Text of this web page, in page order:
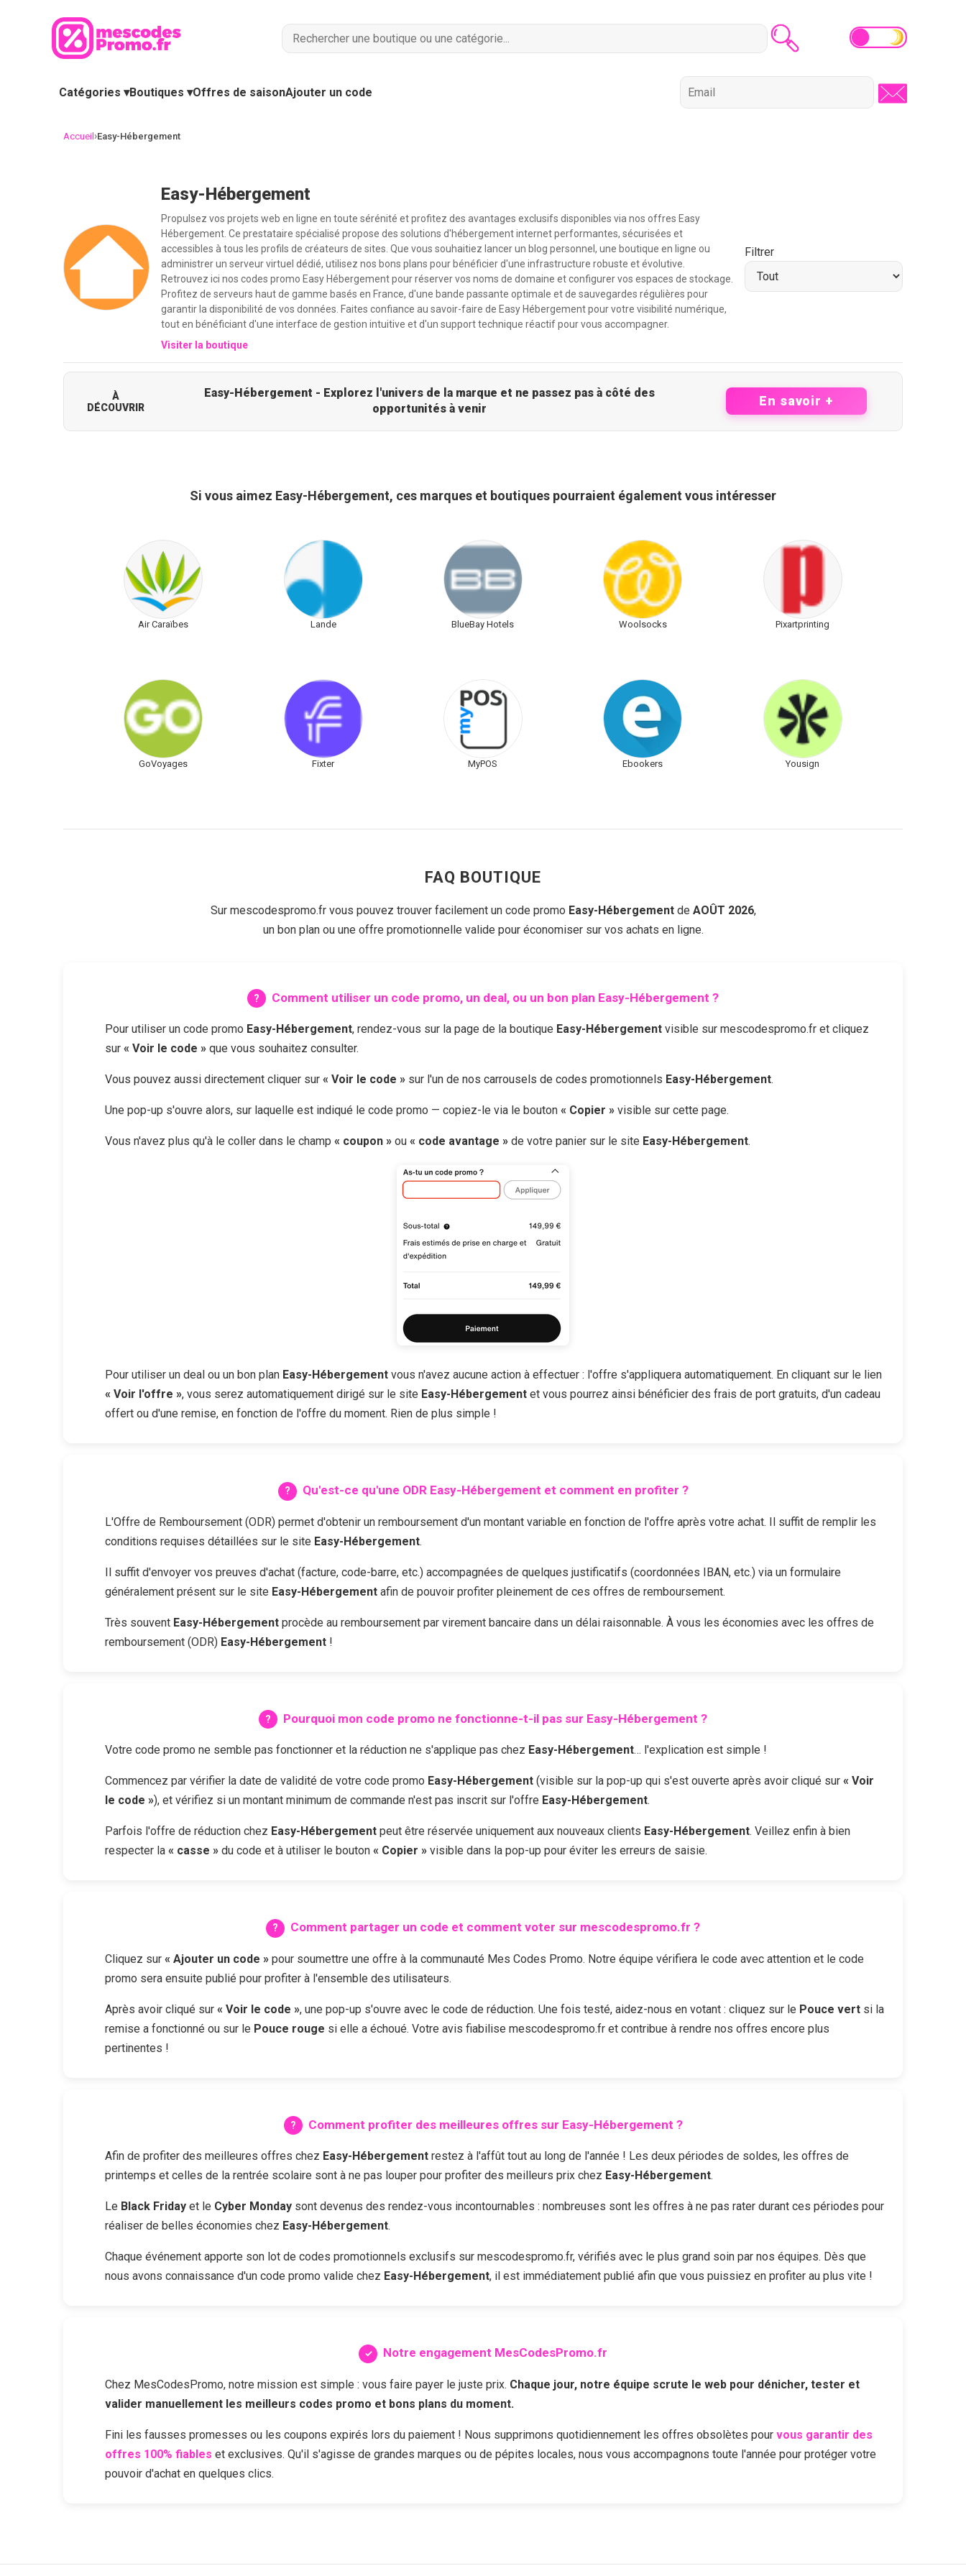
Catégories ▾Boutiques ▾Offres de saisonAjouter un code
Accueil ›Easy-Hébergement
Easy-Hébergement
Propulsez vos projets web en ligne en toute sérénité et profitez des avantages exclusifs disponibles via nos offres Easy
Hébergement. Ce prestataire spécialisé propose des solutions d'hébergement internet performantes, sécurisées et
accessibles à tous les profils de créateurs de sites. Que vous souhaitiez lancer un blog personnel, une boutique en ligne ou
administrer un serveur virtuel dédié, utilisez nos bons plans pour bénéficier d'une infrastructure robuste et évolutive.
Retrouvez ici nos codes promo Easy Hébergement pour réserver vos noms de domaine et configurer vos espaces de stockage.
Profitez de serveurs haut de gamme basés en France, d'une bande passante optimale et de sauvegardes régulières pour
garantir la disponibilité de vos données. Faites confiance au savoir-faire de Easy Hébergement pour votre visibilité numérique,
tout en bénéficiant d'une interface de gestion intuitive et d'un support technique réactif pour vous accompagner.
Visiter la boutique
Filtrer
À
DÉCOUVRIR
Easy-Hébergement - Explorez l'univers de la marque et ne passez pas à côté des
opportunités à venir
En savoir +
Si vous aimez Easy-Hébergement, ces marques et boutiques pourraient également vous intéresser
Air Caraïbes Lande BlueBay Hotels Woolsocks Pixartprinting
GoVoyages Fixter MyPOS Ebookers Yousign
FAQ BOUTIQUE
Sur mescodespromo.fr vous pouvez trouver facilement un code promo Easy-Hébergementde AOÛT 2026,
un bon plan ou une offre promotionnelle valide pour économiser sur vos achats en ligne.
Comment utiliser un code promo, un deal, ou un bon plan Easy-Hébergement ?
Pour utiliser un code promo Easy-Hébergement, rendez-vous sur la page de la boutique Easy-Hébergement visible sur mescodespromo.fr et cliquez
sur « Voir le code » que vous souhaitez consulter.
Vous pouvez aussi directement cliquer sur « Voir le code » sur l'un de nos carrousels de codes promotionnels Easy-Hébergement.
Une pop-up s'ouvre alors, sur laquelle est indiqué le code promo — copiez-le via le bouton « Copier » visible sur cette page.
Vous n'avez plus qu'à le coller dans le champ « coupon » ou « code avantage » de votre panier sur le site Easy-Hébergement.
Pour utiliser un deal ou un bon plan Easy-Hébergement vous n'avez aucune action à effectuer : l'offre s'appliquera automatiquement. En cliquant sur le lien
« Voir l'offre », vous serez automatiquement dirigé sur le site Easy-Hébergement et vous pourrez ainsi bénéficier des frais de port gratuits, d'un cadeau
offert ou d'une remise, en fonction de l'offre du moment. Rien de plus simple !
Qu'est-ce qu'une ODR Easy-Hébergement et comment en profiter ?
L'Offre de Remboursement (ODR) permet d'obtenir un remboursement d'un montant variable en fonction de l'offre après votre achat. Il suffit de remplir les
conditions requises détaillées sur le site Easy-Hébergement.
Il suffit d'envoyer vos preuves d'achat (facture, code-barre, etc.) accompagnées de quelques justificatifs (coordonnées IBAN, etc.) via un formulaire
généralement présent sur le site Easy-Hébergement afin de pouvoir profiter pleinement de ces offres de remboursement.
Très souvent Easy-Hébergement procède au remboursement par virement bancaire dans un délai raisonnable. À vous les économies avec les offres de
remboursement (ODR) Easy-Hébergement !
Pourquoi mon code promo ne fonctionne-t-il pas sur Easy-Hébergement ?
Votre code promo ne semble pas fonctionner et la réduction ne s'applique pas chez Easy-Hébergement… l'explication est simple !
Commencez par vérifier la date de validité de votre code promo Easy-Hébergement (visible sur la pop-up qui s'est ouverte après avoir cliqué sur « Voir
le code »), et vérifiez si un montant minimum de commande n'est pas inscrit sur l'offre Easy-Hébergement.
Parfois l'offre de réduction chez Easy-Hébergement peut être réservée uniquement aux nouveaux clients Easy-Hébergement. Veillez enfin à bien
respecter la « casse » du code et à utiliser le bouton « Copier » visible dans la pop-up pour éviter les erreurs de saisie.
Comment partager un code et comment voter sur mescodespromo.fr ?
Cliquez sur « Ajouter un code » pour soumettre une offre à la communauté Mes Codes Promo. Notre équipe vérifiera le code avec attention et le code
promo sera ensuite publié pour profiter à l'ensemble des utilisateurs.
Après avoir cliqué sur « Voir le code », une pop-up s'ouvre avec le code de réduction. Une fois testé, aidez-nous en votant : cliquez sur le Pouce vert si la
remise a fonctionné ou sur le Pouce rouge si elle a échoué. Votre avis fiabilise mescodespromo.fr et contribue à rendre nos offres encore plus
pertinentes !
Comment profiter des meilleures offres sur Easy-Hébergement ?
Afin de profiter des meilleures offres chez Easy-Hébergement restez à l'affût tout au long de l'année ! Les deux périodes de soldes, les offres de
printemps et celles de la rentrée scolaire sont à ne pas louper pour profiter des meilleurs prix chez Easy-Hébergement.
Le Black Friday et le Cyber Monday sont devenus des rendez-vous incontournables : nombreuses sont les offres à ne pas rater durant ces périodes pour
réaliser de belles économies chez Easy-Hébergement.
Chaque événement apporte son lot de codes promotionnels exclusifs sur mescodespromo.fr, vérifiés avec le plus grand soin par nos équipes. Dès que
nous avons connaissance d'un code promo valide chez Easy-Hébergement, il est immédiatement publié afin que vous puissiez en profiter au plus vite !
Notre engagement MesCodesPromo.fr
Chez MesCodesPromo, notre mission est simple : vous faire payer le juste prix. Chaque jour, notre équipe scrute le web pour dénicher, tester et
valider manuellement les meilleurs codes promo et bons plans du moment.
Fini les fausses promesses ou les coupons expirés lors du paiement ! Nous supprimons quotidiennement les offres obsolètes pour vous garantir des
offres 100% fiables et exclusives. Qu'il s'agisse de grandes marques ou de pépites locales, nous vous accompagnons toute l'année pour protéger votre
pouvoir d'achat en quelques clics.